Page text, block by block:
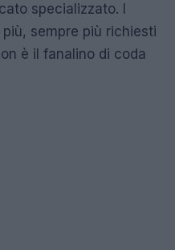
specializzato. I
sempre più richiesti
è il fanalino di coda